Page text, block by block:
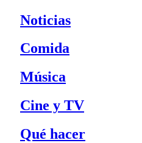
Noticias
Comida
Música
Cine y TV
Qué hacer